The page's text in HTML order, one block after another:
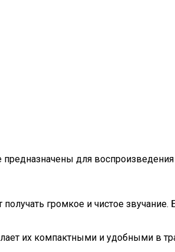
для
громкое и чистое
их компактными и удобными в